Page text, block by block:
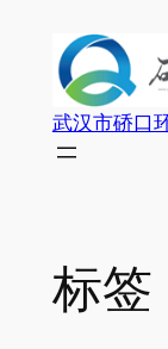
武汉市硚口
标签